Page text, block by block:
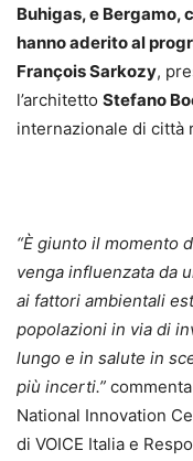
Buhigas, e Bergamo,
hanno aderito al
François Sarkozy,
l’architetto Stefano
internazionale di città
“È giunto il momento
venga influenzata da
ai fattori ambientali
popolazioni in via di
lungo e in salute in
più incerti.” commenta
National Innovation
di VOICE Italia e